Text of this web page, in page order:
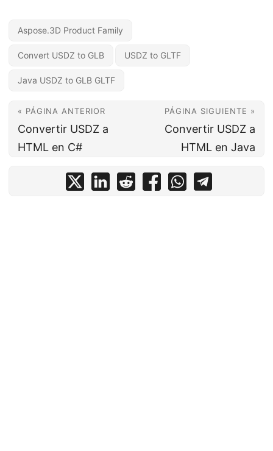
Aspose.3D Product Family
Convert USDZ to GLB USDZ to GLTF
Java USDZ to GLB GLTF
« PÁGINA ANTERIOR
Convertir USDZ a
HTML en C#
PÁGINA SIGUIENTE »
Convertir USDZ a
HTML en Java